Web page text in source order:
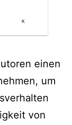
einen
um
von